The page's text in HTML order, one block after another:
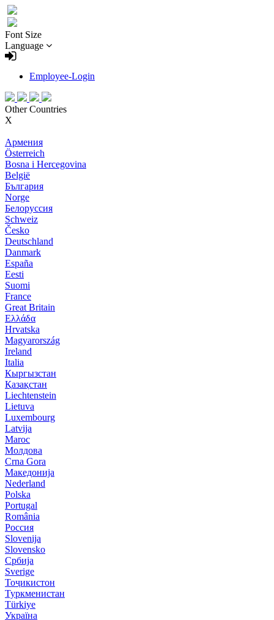
Font Size
Language
Employee-Login
Other Countries
X
Армения
Österreich
Bosna i Hercegovina
België
България
Norge
Белоруссия
Schweiz
Česko
Deutschland
Danmark
España
Eesti
Suomi
France
Great Britain
Ελλάδα
Hrvatska
Magyarország
Ireland
Italia
Кыргызстан
Қазақстан
Liechtenstein
Lietuva
Luxembourg
Latvija
Maroc
Молдова
Crna Gora
Македонија
Nederland
Polska
Portugal
România
Россия
Slovenija
Slovensko
Србија
Sverige
Тоҷикистон
Туркменистан
Türkiye
Україна